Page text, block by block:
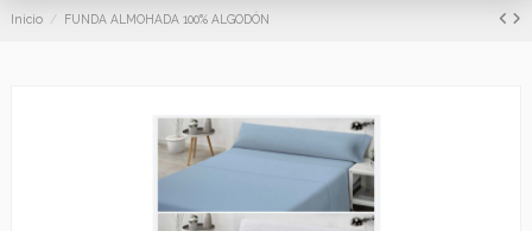
Inicio FUNDA ALMOHADA 100% ALGODÓN